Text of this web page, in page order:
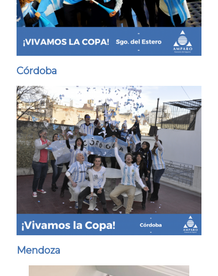
Córdoba
Mendoza